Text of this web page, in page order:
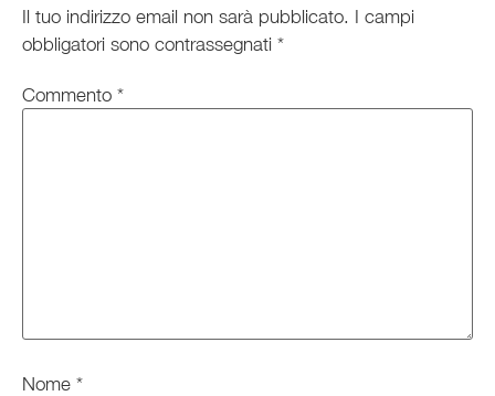
Il tuo indirizzo email non sarà pubblicato. I campi
obbligatori sono contrassegnati *
Commento *
Nome *